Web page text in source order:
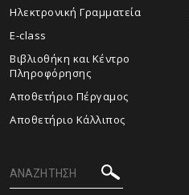
Ηλεκτρονική Γραμματεία
E-class
Βιβλιοθήκη και Κέντρο
Πληροφόρησης
Aποθετήριο Πέργαμος
Αποθετήριο Κάλλιπος